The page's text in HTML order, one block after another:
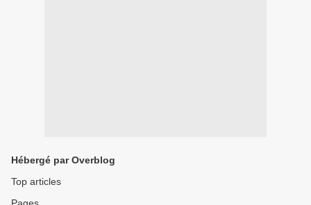
Hébergé par Overblog
Top articles